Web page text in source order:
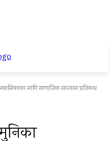
लागि सामाजिक सञ्जाल प्रतिबन्ध